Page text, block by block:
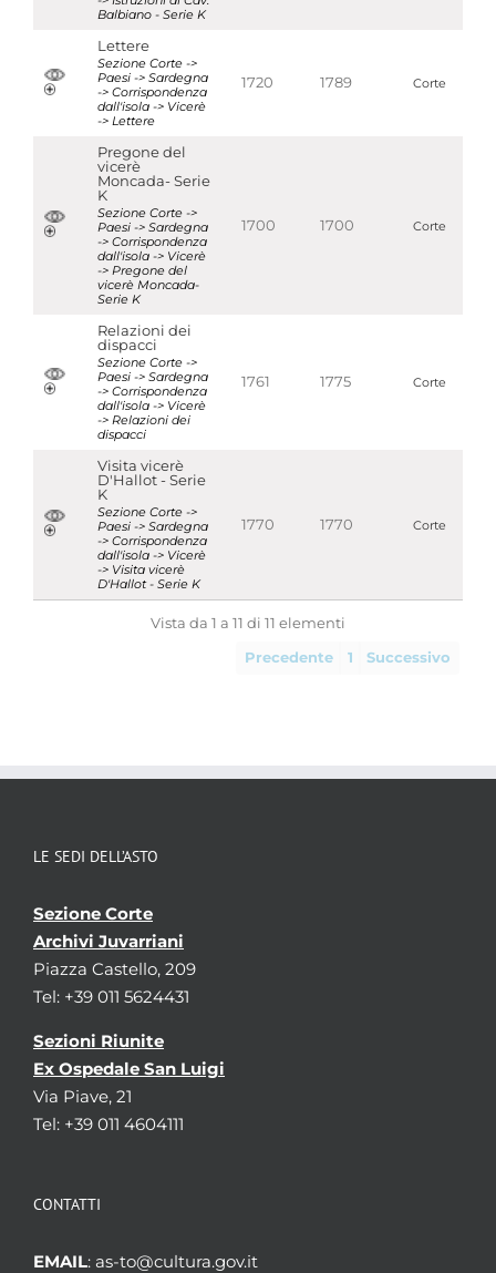
Balbiano - Serie K
Lettere
Sezione Corte ->
Paesi -> Sardegna
-> Corrispondenza
dall'isola -> Vicerè
-> Lettere
1720 1789 Corte
Pregone del
vicerè
Moncada- Serie
K
Sezione Corte ->
Paesi -> Sardegna
-> Corrispondenza
dall'isola -> Vicerè
-> Pregone del
vicerè Moncada-
Serie K
1700 1700 Corte
Relazioni dei
dispacci
Sezione Corte ->
Paesi -> Sardegna
-> Corrispondenza
dall'isola -> Vicerè
-> Relazioni dei
dispacci
1761 1775 Corte
Visita vicerè
D'Hallot - Serie
K
Sezione Corte ->
Paesi -> Sardegna
-> Corrispondenza
dall'isola -> Vicerè
-> Visita vicerè
D'Hallot - Serie K
1770 1770 Corte
Vista da 1 a 11 di 11 elementi
Precedente 1 Successivo
LE SEDI DELL’ASTO
Sezione Corte
Archivi Juvarriani
Piazza Castello, 209
Tel: +39 011 5624431
Sezioni Riunite
Ex Ospedale San Luigi
Via Piave, 21
Tel: +39 011 4604111
CONTATTI
EMAIL: as-to@cultura.gov.it